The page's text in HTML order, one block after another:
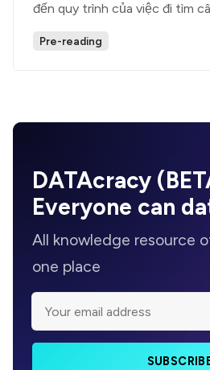
đến quy trình của việc đi tìm
Pre-reading
DATAcracy
Everyone can
All knowledge resource
one place